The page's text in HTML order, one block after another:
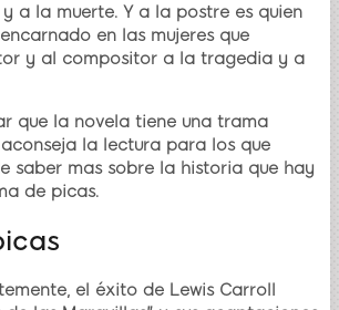
a la muerte. Y a la postre es quien
en las mujeres que
y al compositor a la tragedia y a
que la novela tiene una trama
la lectura para los que
saber mas sobre la historia que hay
de picas.
el éxito de Lewis Carroll